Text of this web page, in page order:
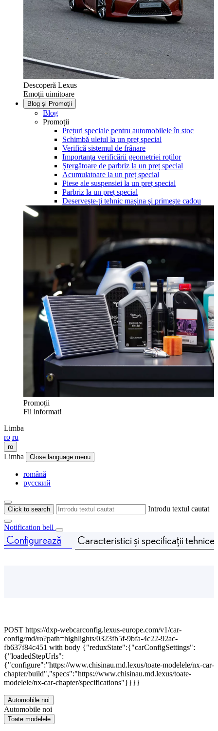
Descoperă Lexus
Emoții uimitoare
Blog și Promoții
Blog
Promoții
Prețuri speciale pentru automobilele în stoc
Schimbă uleiul la un preț special
Verifică sistemul de frânare
Importanța verificării geometriei roților
Ștergătoare de parbriz la un preț special
Acumulatoare la un preț special
Piese ale suspensiei la un preț special
Parbriz la un preț special
Deservește-ți tehnic mașina și primește cadou
Promoții
Fii informat!
Limba
ro ru
ro
Limba Close language menu
română
русский
Click to search Introdu textul cautat
Notification bell
Price is updated The price of your configuration is 58.440 $
Configurează Caracteristici și specificații tehnice
POST https://dxp-webcarconfig.lexus-europe.com/v1/car-
config/md/ro?path=highlights/0323fb5f-9bfa-4c22-92ac-
fb637f84c451 with body {"reduxState":{"carConfigSettings":
{"loadedStepUrls":
{"configure":"https://www.chisinau.md.lexus/toate-modelele/nx-car-
chapter/build","specs":"https://www.chisinau.md.lexus/toate-
modelele/nx-car-chapter/specifications"}}}}
Automobile noi
Automobile noi
Toate modelele